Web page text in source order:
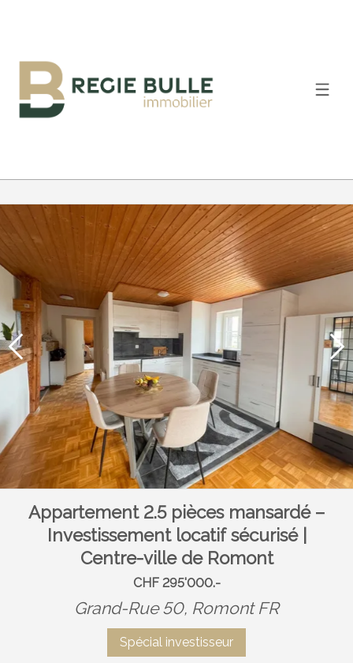
Appartement 2.5 pièces mansardé –
Investissement locatif sécurisé |
Centre-ville de Romont
CHF 295'000.-
Grand-Rue 50, Romont FR
Spécial investisseur